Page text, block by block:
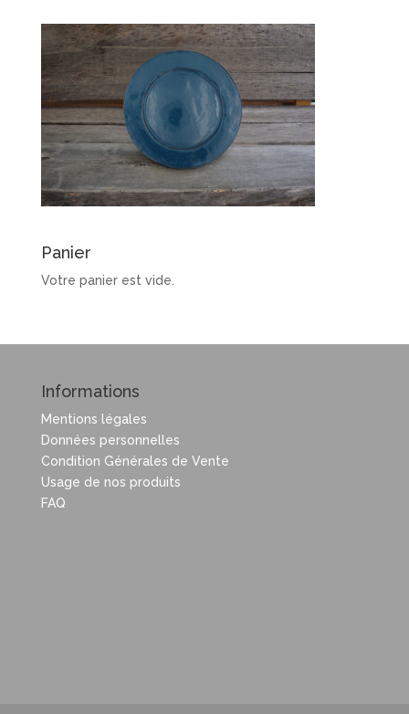
Panier
Votre panier est vide.
Informations
Mentions légales
Données personnelles
Condition Générales de Vente
Usage de nos produits
FAQ